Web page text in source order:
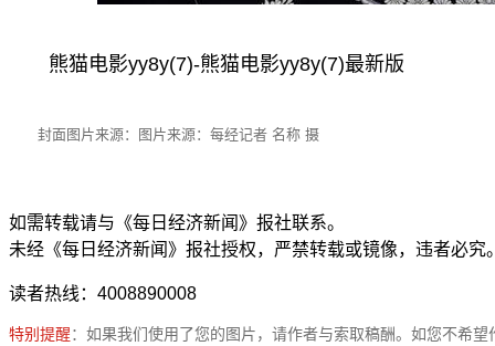
熊猫电影yy8y(7)-熊猫电影yy8y(7)最新版
封面图片来源：图片来源：每经记者 名称 摄
如需转载请与《每日经济新闻》报社联系。
未经《每日经济新闻》报社授权，严禁转载或镜像，违者必究
读者热线：4008890008
特别提醒：如果我们使用了您的图片，请作者与索取稿酬。如您不希